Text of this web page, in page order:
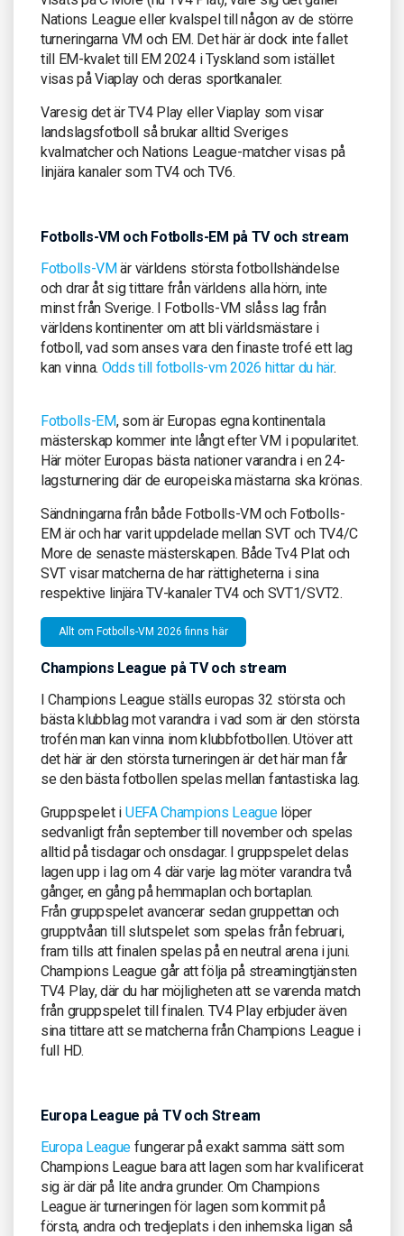
Nations League eller kvalspel till någon av de större
turneringarna VM och EM. Det här är dock inte fallet
till EM-kvalet till EM 2024 i Tyskland som istället
visas på Viaplay och deras sportkanaler.
Varesig det är TV4 Play eller Viaplay som visar
landslagsfotboll så brukar alltid Sveriges
kvalmatcher och Nations League-matcher visas på
linjära kanaler som TV4 och TV6.
Fotbolls-VM och Fotbolls-EM på TV och stream
Fotbolls-VMär världens största fotbollshändelse
och drar åt sig tittare från världens alla hörn, inte
minst från Sverige. I Fotbolls-VM slåss lag från
världens kontinenter om att bli världsmästare i
fotboll, vad som anses vara den finaste trofé ett lag
kan vinna. Odds till fotbolls-vm 2026 hittar du här.
Fotbolls-EM, som är Europas egna kontinentala
mästerskap kommer inte långt efter VM i popularitet.
Här möter Europas bästa nationer varandra i en 24-
lagsturnering där de europeiska mästarna ska krönas.
Sändningarna från både Fotbolls-VM och Fotbolls-
EM är och har varit uppdelade mellan SVT och TV4/C
More de senaste mästerskapen. Både Tv4 Plat och
SVT visar matcherna de har rättigheterna i sina
respektive linjära TV-kanaler TV4 och SVT1/SVT2.
Allt om Fotbolls-VM 2026 finns här
Champions League på TV och stream
I Champions League ställs europas 32 största och
bästa klubblag mot varandra i vad som är den största
trofén man kan vinna inom klubbfotbollen. Utöver att
det här är den största turneringen är det här man får
se den bästa fotbollen spelas mellan fantastiska lag.
Gruppspelet i UEFA Champions Leaguelöper
sedvanligt från september till november och spelas
alltid på tisdagar och onsdagar. I gruppspelet delas
lagen upp i lag om 4 där varje lag möter varandra två
gånger, en gång på hemmaplan och bortaplan.
Från gruppspelet avancerar sedan gruppettan och
grupptvåan till slutspelet som spelas från februari,
fram tills att finalen spelas på en neutral arena i juni.
Champions League går att följa på streamingtjänsten
TV4 Play, där du har möjligheten att se varenda match
från gruppspelet till finalen. TV4 Play erbjuder även
sina tittare att se matcherna från Champions League i
full HD.
Europa League på TV och Stream
Europa League fungerar på exakt samma sätt som
Champions League bara att lagen som har kvalificerat
sig är där på lite andra grunder. Om Champions
League är turneringen för lagen som kommit på
första, andra och tredjeplats i den inhemska ligan så